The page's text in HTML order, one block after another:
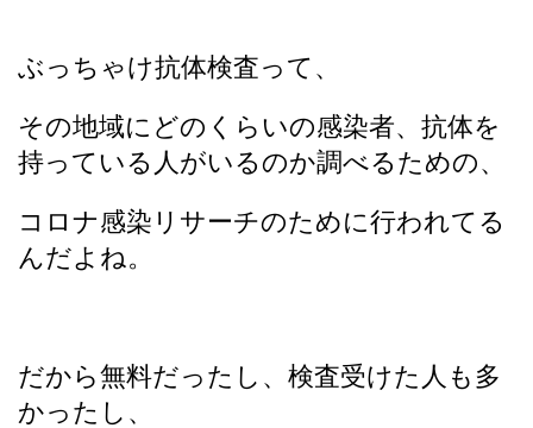
ぶっちゃけ抗体検査って、
その地域にどのくらいの感染者、抗体を
持っている人がいるのか調べるための、
コロナ感染リサーチのために行われてる
んだよね。
だから無料だったし、検査受けた人も多
かったし、